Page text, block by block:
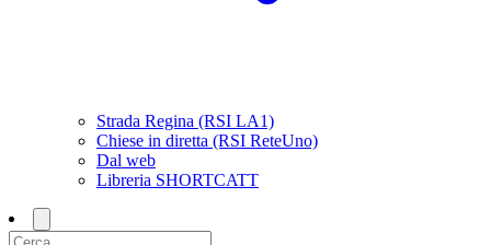
Strada Regina (RSI LA1)
Chiese in diretta (RSI ReteUno)
Dal web
Libreria SHORTCATT